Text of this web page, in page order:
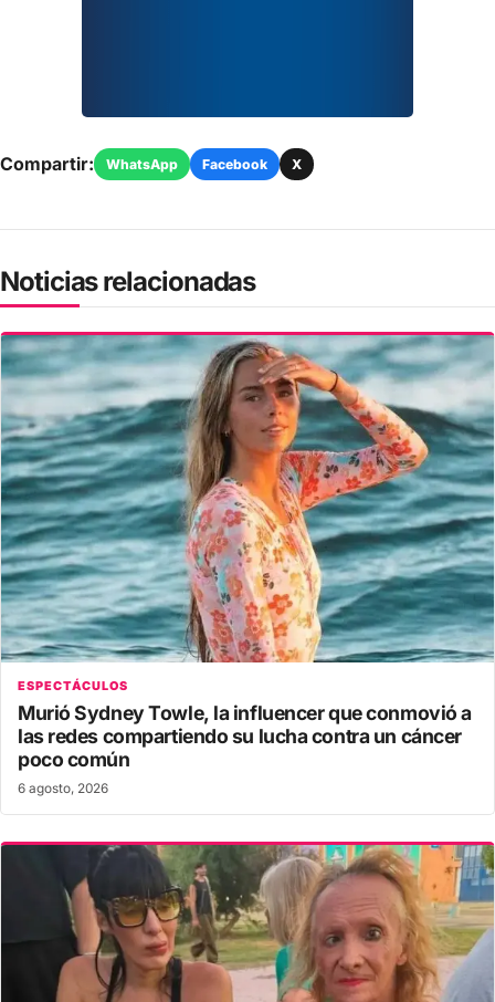
Compartir: WhatsApp Facebook X
Noticias relacionadas
ESPECTÁCULOS
Murió Sydney Towle, la influencer que conmovió a
las redes compartiendo su lucha contra un cáncer
poco común
6 agosto, 2026